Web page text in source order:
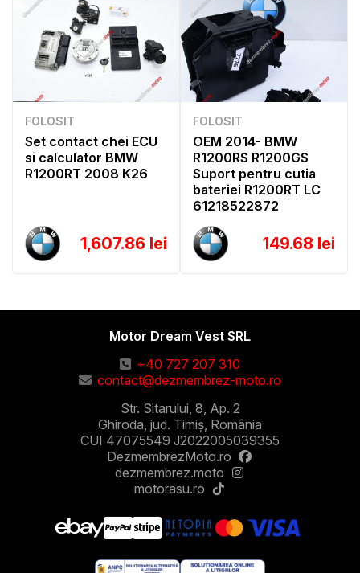
FOLOSIT
Set contact chei ECU
si calculator BMW
R1200RT 2008 K26
1,607.86 lei
FOLOSIT
OEM 2014- BMW
R1200RS R1200GS
Suport pentru cutia
bateriei R1200RT LC
61218522872
149.68 lei
Motor Dream Vest SRL
+40 727 207 310
contact@dezmembrez-moto.ro
Str. Sitarului, 8, Ap. 2
Ghiroda, jud. Timiș, România
CUI 47075549 J2022005039355
DezmembrezMoto.ro
dezmembrez.moto
motorasu.ro